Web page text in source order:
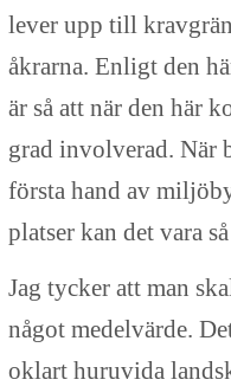
lever upp till
åkrarna. Enligt den
är så att när den här
grad involverad. När
första hand av
platser kan det vara
Jag tycker att man
något medelvärde.
oklart huruvida